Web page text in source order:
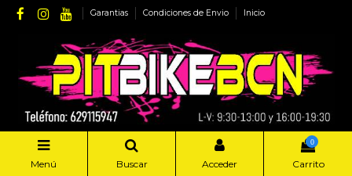
Garantias Condiciones de Envio Inicio
Menú Buscar Acceder
0
Carrito